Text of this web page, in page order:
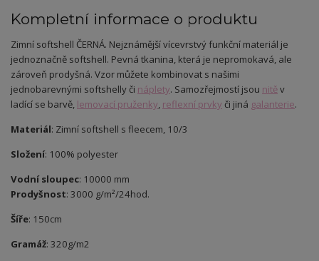
Kompletní informace o produktu
Zimní softshell ČERNÁ. Nejznámější vícevrstvý funkční materiál je
jednoznačně softshell. Pevná tkanina, která je nepromokavá, ale
zároveň prodyšná. Vzor můžete kombinovat s našimi
jednobarevnými softshelly či náplety. Samozřejmostí jsou nitěv
ladící se barvě, lemovací pruženky, reflexní prvky či jiná galanterie.
Materiál: Zimní softshell s fleecem, 10/3
Složení: 100% polyester
Vodní sloupec: 10000 mm
Prodyšnost: 3000 g/m²/24hod.
Šíře: 150cm
Gramáž: 320g/m2